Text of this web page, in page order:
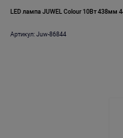
LED лампа JUWEL Colour 10Вт 438мм
Артикул: Juw-86844